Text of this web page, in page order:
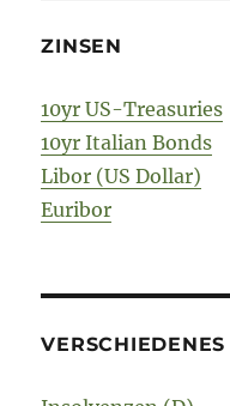
ZINSEN
10yr US-Treasuries
10yr Italian Bonds
Libor (US Dollar)
Euribor
VERSCHIEDENES